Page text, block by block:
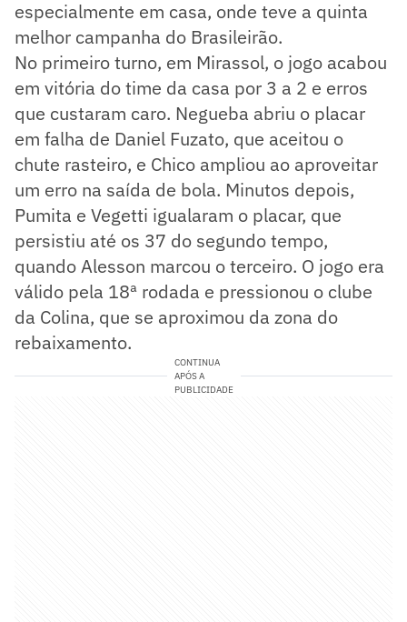
especialmente em casa, onde teve a quinta
melhor campanha do Brasileirão.
No primeiro turno, em Mirassol, o jogo acabou
em vitória do time da casa por 3 a 2 e erros
que custaram caro. Negueba abriu o placar
em falha de Daniel Fuzato, que aceitou o
chute rasteiro, e Chico ampliou ao aproveitar
um erro na saída de bola. Minutos depois,
Pumita e Vegetti igualaram o placar, que
persistiu até os 37 do segundo tempo,
quando Alesson marcou o terceiro. O jogo era
válido pela 18ª rodada e pressionou o clube
da Colina, que se aproximou da zona do
rebaixamento.
CONTINUA
APÓS A
PUBLICIDADE